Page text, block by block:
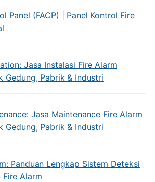
Panel (FACP) | Panel Kontrol Fire
Jasa Instalasi Fire Alarm
Gedung, Pabrik & Industri
Jasa Maintenance Fire Alarm
Gedung, Pabrik & Industri
Panduan Lengkap Sistem Deteksi
Fire Alarm